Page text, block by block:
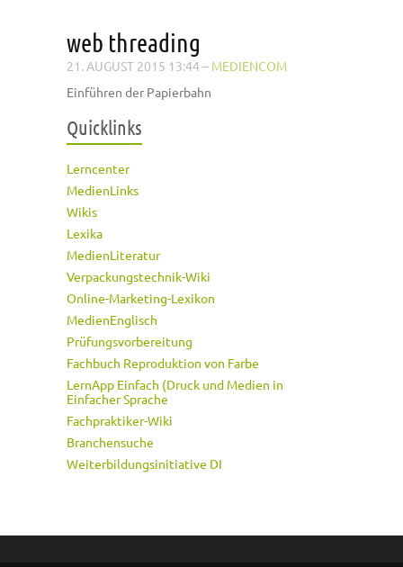
web threading
21. AUGUST 2015 13:44 – MEDIENCOM
Einführen der Papierbahn
Quicklinks
Lerncenter
MedienLinks
Wikis
Lexika
MedienLiteratur
Verpackungstechnik-Wiki
Online-Marketing-Lexikon
MedienEnglisch
Prüfungsvorbereitung
Fachbuch Reproduktion von Farbe
LernApp Einfach (Druck und Medien in
Einfacher Sprache
Fachpraktiker-Wiki
Branchensuche
Weiterbildungsinitiative DI